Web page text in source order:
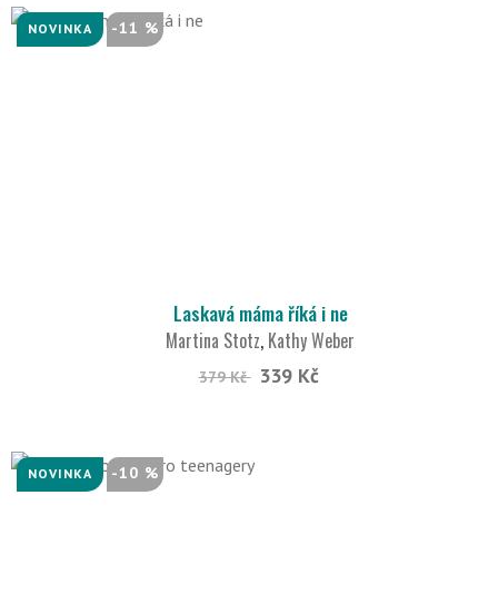
NOVINKA -11 %
Laskavá máma říká i ne
Martina Stotz, Kathy Weber
379 Kč 339 Kč
NOVINKA -10 %